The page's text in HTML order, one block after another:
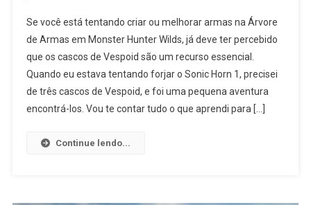
Se você está tentando criar ou melhorar armas na Árvore
de Armas em Monster Hunter Wilds, já deve ter percebido
que os cascos de Vespoid são um recurso essencial.
Quando eu estava tentando forjar o Sonic Horn 1, precisei
de três cascos de Vespoid, e foi uma pequena aventura
encontrá-los. Vou te contar tudo o que aprendi para […]
Continue lendo...